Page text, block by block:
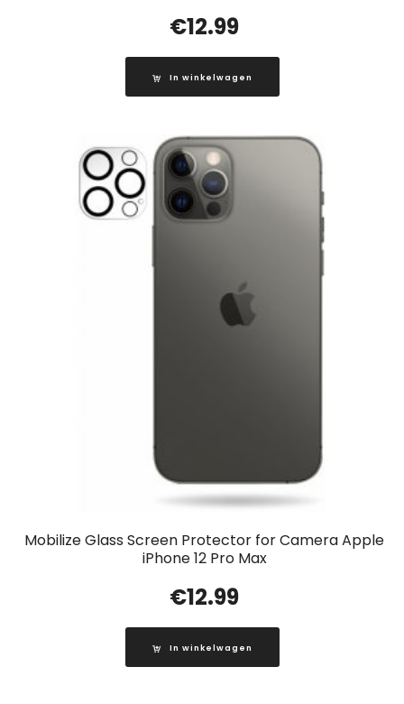
€12.99
In winkelwagen
Mobilize Glass Screen Protector for Camera Apple
iPhone 12 Pro Max
€12.99
In winkelwagen